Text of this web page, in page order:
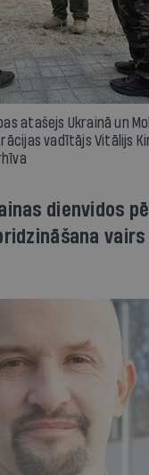
atašejs Ukrainā un
vadītājs Vitālijs
dienvidos